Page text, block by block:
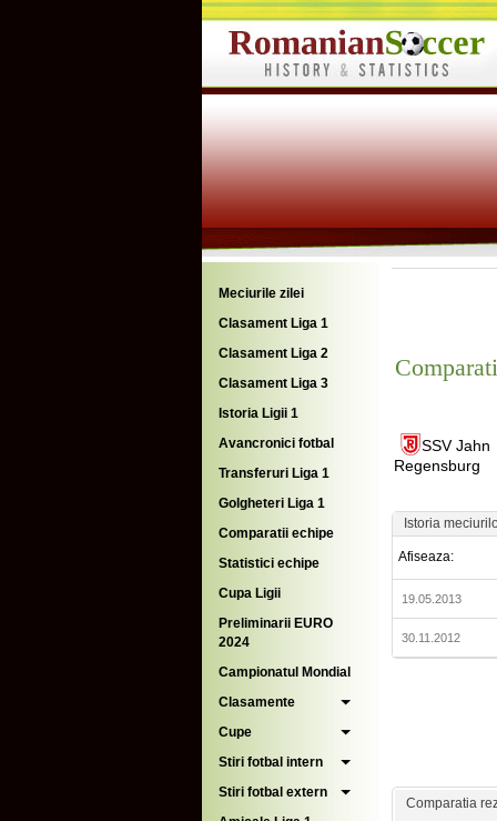
Meciurile zilei
Clasament Liga 1
Clasament Liga 2
Clasament Liga 3
Istoria Ligii 1
Avancronici fotbal
Transferuri Liga 1
Golgheteri Liga 1
Comparatii echipe
Statistici echipe
Cupa Ligii
Preliminarii EURO
2024
Campionatul Mondial
Clasamente
Cupe
Stiri fotbal intern
Stiri fotbal extern
SSV Jahn
Regensburg
Istoria
Afiseaza:
19.05.2013
30.11.2012
Comparatia